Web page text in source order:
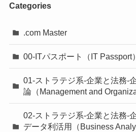
Categories
.com Master
00-ITパスポート（IT Passport）
01-ストラテジ系-企業と法務-
論（Management and
02-ストラテジ系-企業と法務-
データ利活用（Business